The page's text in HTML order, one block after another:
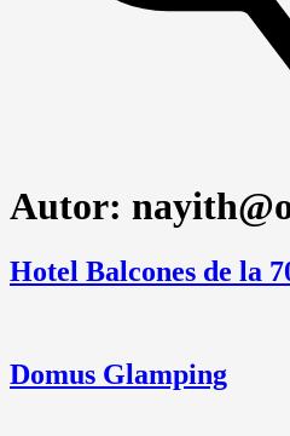
Autor:
Hotel Balcones de la
Domus Glamping